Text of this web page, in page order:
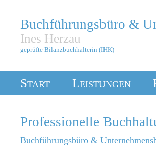
Buchführungsbüro &
Ines Herzau
geprüfte Bilanzbuchhalterin (IHK)
Start Leistungen
Professionelle
Buchführungsbüro &